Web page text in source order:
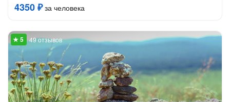
4350 ₽за человека
49 отзывов